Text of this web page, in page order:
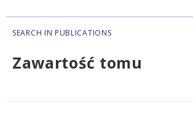
SEARCH IN PUBLICATIONS
Zawartość tomu